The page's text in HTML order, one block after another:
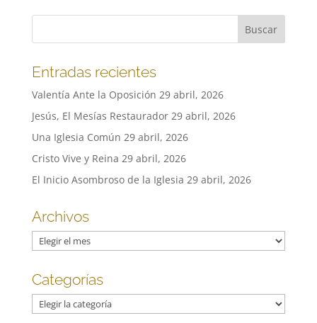
Entradas recientes
Valentía Ante la Oposición 29 abril, 2026
Jesús, El Mesías Restaurador 29 abril, 2026
Una Iglesia Común 29 abril, 2026
Cristo Vive y Reina 29 abril, 2026
El Inicio Asombroso de la Iglesia 29 abril, 2026
Archivos
Archivos
Categorías
Categorías